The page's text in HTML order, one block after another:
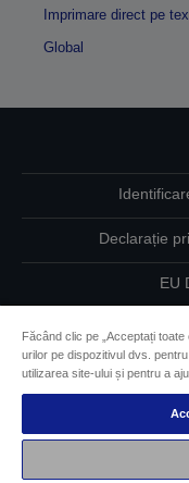
Imprimare direct pe
Global
Declarație
EU
Drepturi
Făcând clic pe „Acceptați
urilor pe dispozitivul dvs.
utilizarea site-ului și pentru a